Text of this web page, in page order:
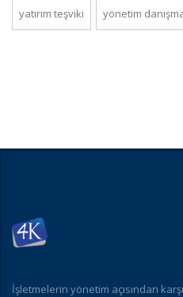
yatırım teşviki yönetim
İşletmelerin yönetim açısından